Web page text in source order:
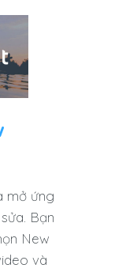
mở ứng
Bạn
New
và